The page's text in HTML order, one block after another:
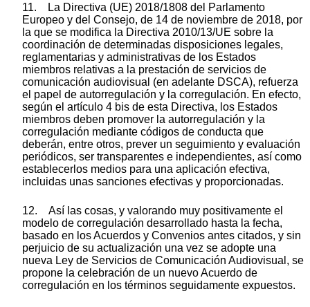
11. La Directiva (UE) 2018/1808 del Parlamento
Europeo y del Consejo, de 14 de noviembre de 2018, por
la que se modifica la Directiva 2010/13/UE sobre la
coordinación de determinadas disposiciones legales,
reglamentarias y administrativas de los Estados
miembros relativas a la prestación de servicios de
comunicación audiovisual (en adelante DSCA), refuerza
el papel de autorregulación y la corregulación. En efecto,
según el artículo 4 bis de esta Directiva, los Estados
miembros deben promover la autorregulación y la
corregulación mediante códigos de conducta que
deberán, entre otros, prever un seguimiento y evaluación
periódicos, ser transparentes e independientes, así como
establecerlos medios para una aplicación efectiva,
incluidas unas sanciones efectivas y proporcionadas.
12. Así las cosas, y valorando muy positivamente el
modelo de corregulación desarrollado hasta la fecha,
basado en los Acuerdos y Convenios antes citados, y sin
perjuicio de su actualización una vez se adopte una
nueva Ley de Servicios de Comunicación Audiovisual, se
propone la celebración de un nuevo Acuerdo de
corregulación en los términos seguidamente expuestos.